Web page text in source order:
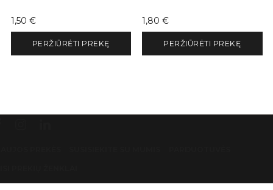
Kaina
1,50 €
PERŽIŪRĖTI PREKĘ
Kaina
1,80 €
PERŽIŪRĖTI PREKĘ